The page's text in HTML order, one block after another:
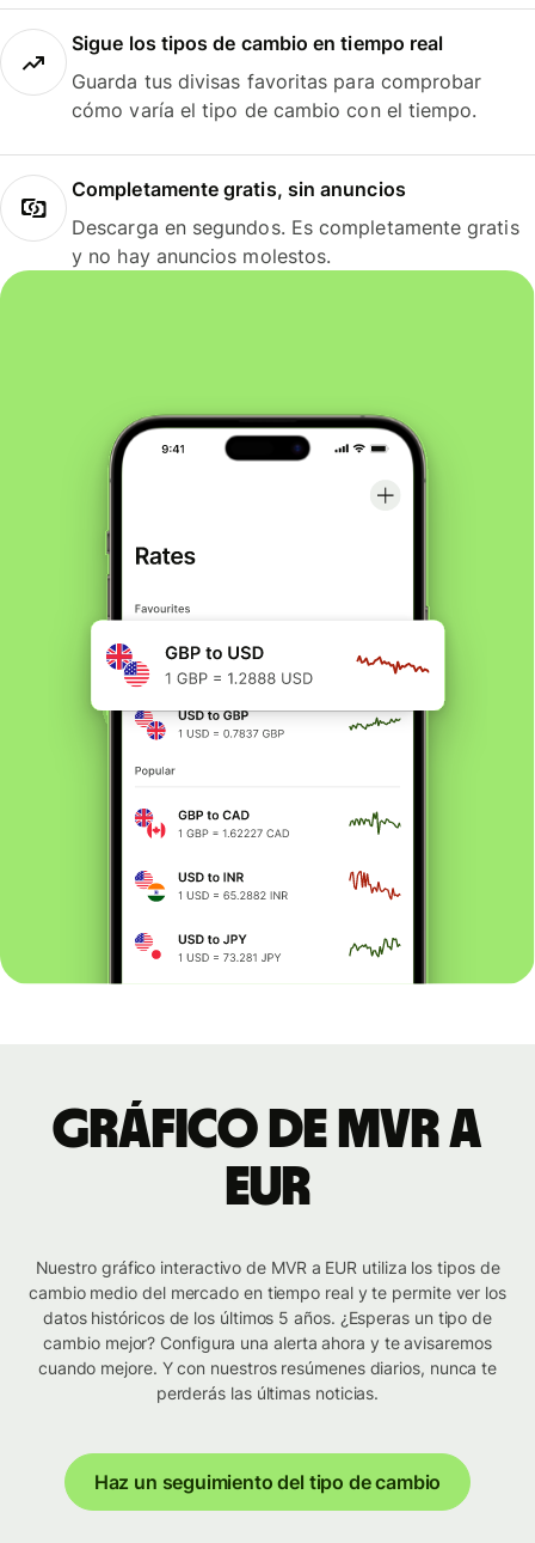
Sigue los tipos de cambio en tiempo real
Guarda tus divisas favoritas para comprobar
cómo varía el tipo de cambio con el tiempo.
Completamente gratis, sin anuncios
Descarga en segundos. Es completamente gratis
y no hay anuncios molestos.
Gráfico de MVR a
EUR
Nuestro gráfico interactivo de MVR a EUR utiliza los tipos de
cambio medio del mercado en tiempo real y te permite ver los
datos históricos de los últimos 5 años. ¿Esperas un tipo de
cambio mejor? Configura una alerta ahora y te avisaremos
cuando mejore. Y con nuestros resúmenes diarios, nunca te
perderás las últimas noticias.
Haz un seguimiento del tipo de cambio